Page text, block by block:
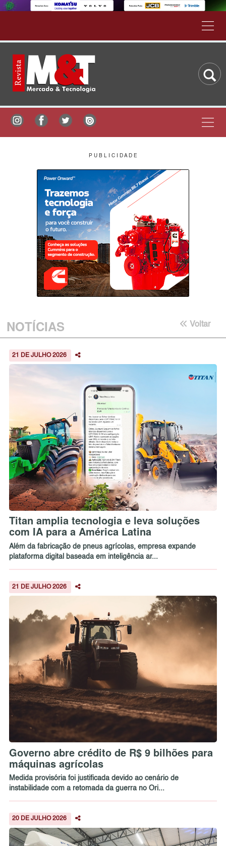
P U B L I C I D A D E
NOTÍCIAS Voltar
21 DE JULHO 2026
Titan amplia tecnologia e leva soluções
com IA para a América Latina
Além da fabricação de pneus agrícolas, empresa expande
plataforma digital baseada em inteligência ar...
21 DE JULHO 2026
Governo abre crédito de R$ 9 bilhões para
máquinas agrícolas
Medida provisória foi justificada devido ao cenário de
instabilidade com a retomada da guerra no Ori...
20 DE JULHO 2026